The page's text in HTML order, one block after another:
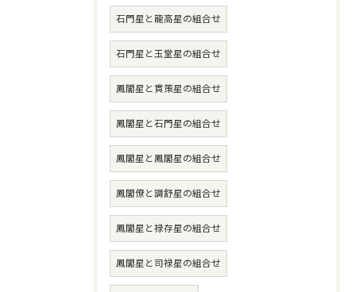
石門星と龍高星の組合せ
石門星と玉堂星の組合せ
鳳閣星と貫策星の組合せ
鳳閣星と石門星の組合せ
鳳閣星と鳳閣星の組合せ
鳳閣僚と調舒星の組合せ
鳳閣星と禄存星の組合せ
鳳閣星と司禄星の組合せ